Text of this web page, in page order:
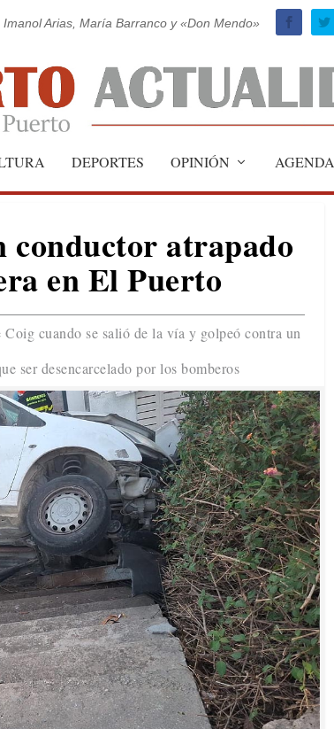
Arias, María Barranco y «Don Mendo»
DEPORTES OPINIÓN AGENDA
conductor atrapado
en El Puerto
cuando se salió de la vía y golpeó contra un
ser desencarcelado por los bomberos